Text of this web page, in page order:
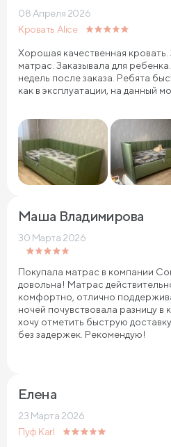
Кровать Alice
08 Апреля 2026
Хорошая качественная кровать.
матрас. Заказывала для
недель после заказа. Ребята
как в эксплуатации, на данный
Маша Владимирова
30 Марта 2026
Покупала матрас в компании
довольна! Матрас
комфортно, отлично
ночей почувствовала разницу в
хочу отметить быструю
без задержек. Рекомендую!
Елена
Пуф Karl
23 Марта 2026